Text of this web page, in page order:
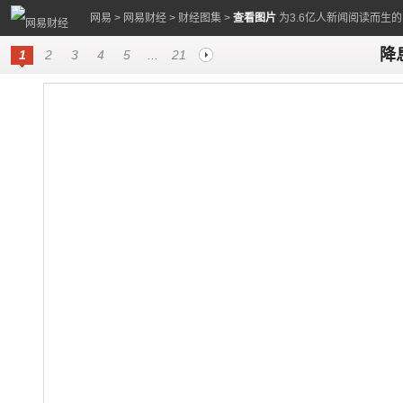
网易 > 网易财经 > 财经图集 > 查看图片 为3.6亿人新闻阅读而生
1 2 3 4 5 21 降